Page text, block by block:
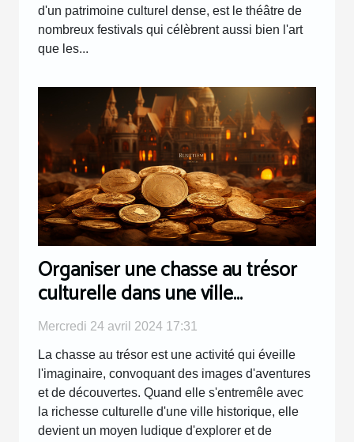
d'un patrimoine culturel dense, est le théâtre de
nombreux festivals qui célèbrent aussi bien l'art
que les...
Organiser une chasse au trésor
culturelle dans une ville
historique
Mercredi 24 avril 2024 17:31
La chasse au trésor est une activité qui éveille
l'imaginaire, convoquant des images d'aventures
et de découvertes. Quand elle s'entremêle avec
la richesse culturelle d'une ville historique, elle
devient un moyen ludique d'explorer et de